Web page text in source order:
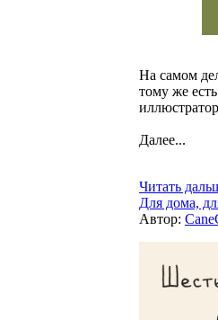
На самом
тому же
Далее...
Читать
Для дома,
Автор: